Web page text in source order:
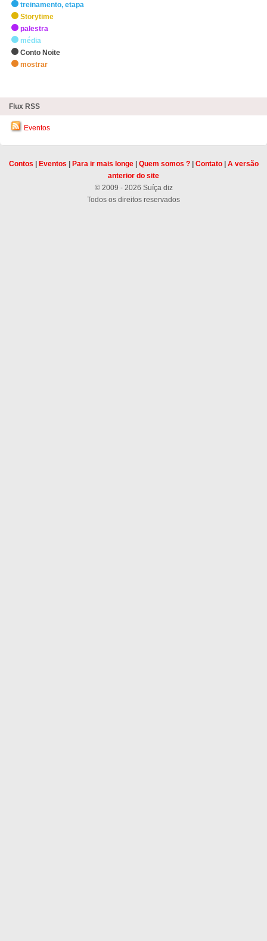
treinamento, etapa
Storytime
palestra
média
Conto Noite
mostrar
Flux RSS
Eventos
Contos Eventos Para ir mais longe| Quem somos ?| Contato| A versão
anterior do site
© 2009 - 2026 Suíça diz
Todos os direitos reservados